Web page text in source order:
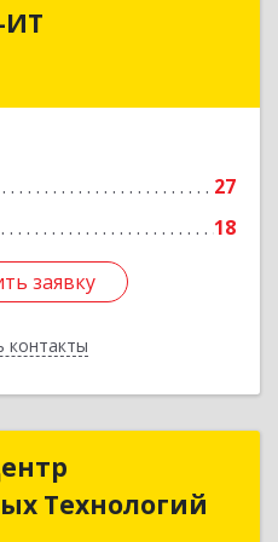
ИТ
27
18
заявку
контакты
Псков г, Металлистов
заявку
Технологий
Центр
Технологий